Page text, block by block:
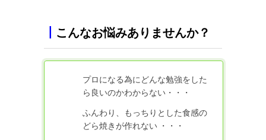
こんなお悩みありませんか？
プロになる為にどんな勉強をした
ら良いのかわからない・・・
ふんわり、もっちりとした食感の
どら焼きが作れない ・・・